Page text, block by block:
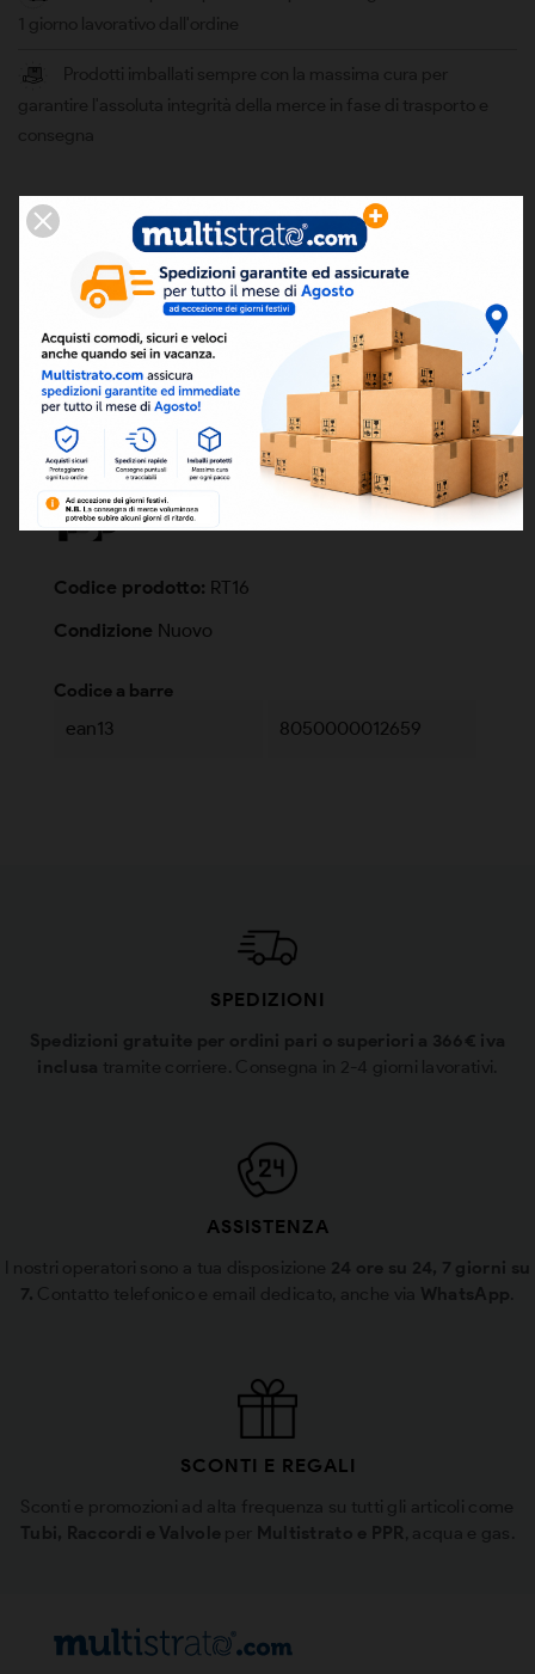
DESCRIZIONE
Articolo acquistabile solo tramite
pagamento anticipato, con Bonifico o
PayPal
Spedizione entro 5 giorni lavorativi, sabato
escluso, da accredito pagamento
DETTAGLI
Codice prodotto: RT16
Condizione Nuovo
Codice a barre
ean13 8050000012659
SPEDIZIONI
Spedizioni gratuite per ordini pari o superiori a 366€ iva
inclusa tramite corriere. Consegna in 2-4 giorni lavorativi.
ASSISTENZA
I nostri operatori sono a tua disposizione 24 ore su 24, 7 giorni su
7. Contatto telefonico e email dedicato, anche via WhatsApp
SCONTI E REGALI
Sconti e promozioni ad alta frequenza su tutti gli articoli come
Tubi, Raccordi e Valvole per Multistrato e PPR , acqua e gas.